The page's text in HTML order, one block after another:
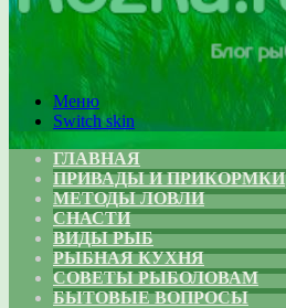
Меню
Switch skin
ГЛАВНАЯ
ПРИВАДЫ И ПРИКОРМКИ
МЕТОДЫ ЛОВЛИ
СНАСТИ
ВИДЫ РЫБ
РЫБНАЯ КУХНЯ
СОВЕТЫ РЫБОЛОВАМ
БЫТОВЫЕ ВОПРОСЫ